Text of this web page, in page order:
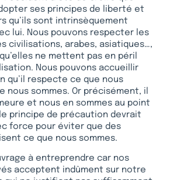
ses principes de liberté et
qu’ils sont intrinsèquement
lui. Nous pouvons respecter les
civilisations, arabes, asiatiques…,
ne mettent pas en péril
Nous pouvons accueillir
qu’il respecte ce que nous
nous sommes. Or précisément, il
et nous en sommes au point
principe de précaution devrait
force pour éviter que des
ce que nous sommes.
à entreprendre car nos
acceptent indûment sur notre